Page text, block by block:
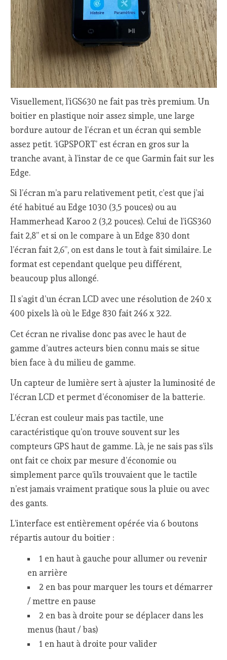
Visuellement, l’iGS630 ne fait pas très premium. Un
boitier en plastique noir assez simple, une large
bordure autour de l’écran et un écran qui semble
assez petit. ‘iGPSPORT’ est écran en gros sur la
tranche avant, à l’instar de ce que Garmin fait sur les
Edge.
Si l’écran m’a paru relativement petit, c’est que j’ai
été habitué au Edge 1030 (3,5 pouces) ou au
Hammerhead Karoo 2 (3,2 pouces). Celui de l’iGS360
fait 2,8’’ et si on le compare à un Edge 830 dont
l’écran fait 2,6’’, on est dans le tout à fait similaire. Le
format est cependant quelque peu différent,
beaucoup plus allongé.
Il s’agit d’un écran LCD avec une résolution de 240 x
400 pixels là où le Edge 830 fait 246 x 322.
Cet écran ne rivalise donc pas avec le haut de
gamme d’autres acteurs bien connu mais se situe
bien face à du milieu de gamme.
Un capteur de lumière sert à ajuster la luminosité de
l’écran LCD et permet d’économiser de la batterie.
L’écran est couleur mais pas tactile, une
caractéristique qu’on trouve souvent sur les
compteurs GPS haut de gamme. Là, je ne sais pas s’ils
ont fait ce choix par mesure d’économie ou
simplement parce qu’ils trouvaient que le tactile
n’est jamais vraiment pratique sous la pluie ou avec
des gants.
L’interface est entièrement opérée via 6 boutons
répartis autour du boitier :
1 en haut à gauche pour allumer ou revenir
en arrière
2 en bas pour marquer les tours et démarrer
/ mettre en pause
2 en bas à droite pour se déplacer dans les
menus (haut / bas)
1 en haut à droite pour valider